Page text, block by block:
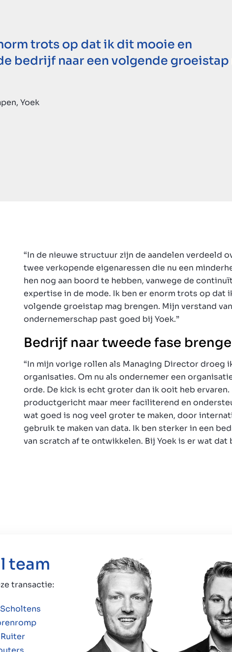
trots op dat ik dit mooie en
bedrijf naar een volgende groeistap
Yoek
“In de nieuwe structuur zijn de aandelen verdeeld
twee verkopende eigenaressen die nu een
hen nog aan boord te hebben, vanwege de
expertise in de mode. Ik ben er enorm trots op dat
volgende groeistap mag brengen. Mijn verstand
ondernemerschap past goed bij Yoek.”
Bedrijf naar tweede fase
“In mijn vorige rollen als Managing Director
organisaties. Om nu als ondernemer een
orde. De kick is echt groter dan ik ooit heb
productgericht maar meer faciliterend en
wat goed is nog veel groter te maken, door
gebruik te maken van data. Ik ben sterker in een
van scratch af te ontwikkelen. Bij Yoek is er wat
team
transactie: